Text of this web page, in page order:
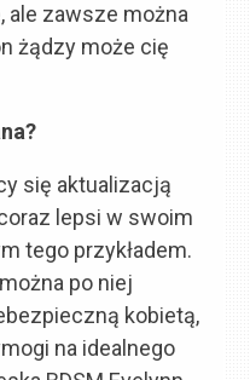
ale zawsze można
żądzy może cię
się aktualizacją
lepsi w swoim
tego przykładem.
po niej
kobietą,
na idealnego